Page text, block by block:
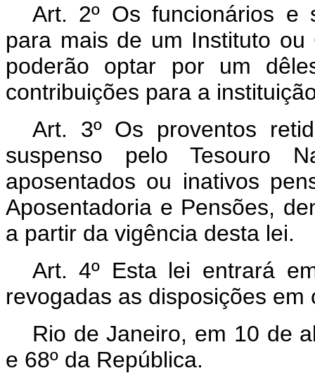
Art. 2º Os funcionários e
para mais de um Instituto ou
poderão optar por um
contribuições para a
Art. 3º Os proventos
suspenso pelo Tesouro
aposentados ou inativos
Aposentadoria e Pensões,
a partir da vigência desta lei.
Art. 4º Esta lei entrará
revogadas as disposições em
Rio de Janeiro, em 10 de
e 68º da República.